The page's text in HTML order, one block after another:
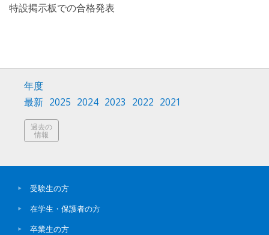
特設掲示板での合格発表
年度
最新 2025 2024 2023 2022 2021
過去の
情報
受験生の方
在学生・保護者の方
卒業生の方